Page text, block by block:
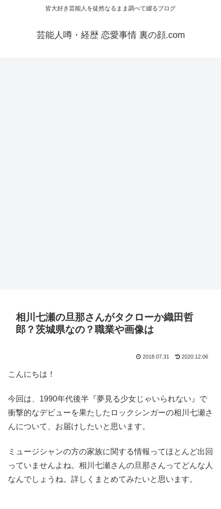
皆大好き芸能人を徒然なるまま調べて綴るブログ
芸能人噂・経歴 恋愛事情 裏の顔.com
相川七瀬の旦那さんがタクローか織田哲
郎？茨城県なの？職業や画像は
2018.07.31 2020.12.06
こんにちは！
今回は、1990年代後半『夢見る少女じゃいられない』で
衝撃的なデビューを果たしたロックシンガーの相川七瀬さ
んについて、お届けしたいと思います。
ミュージシャンの方の家族に関する情報ってほとんど出回
っていませんよね。相川七瀬さんの旦那さんってどんな人
なんでしょうね。詳しくまとめてみたいと思います。